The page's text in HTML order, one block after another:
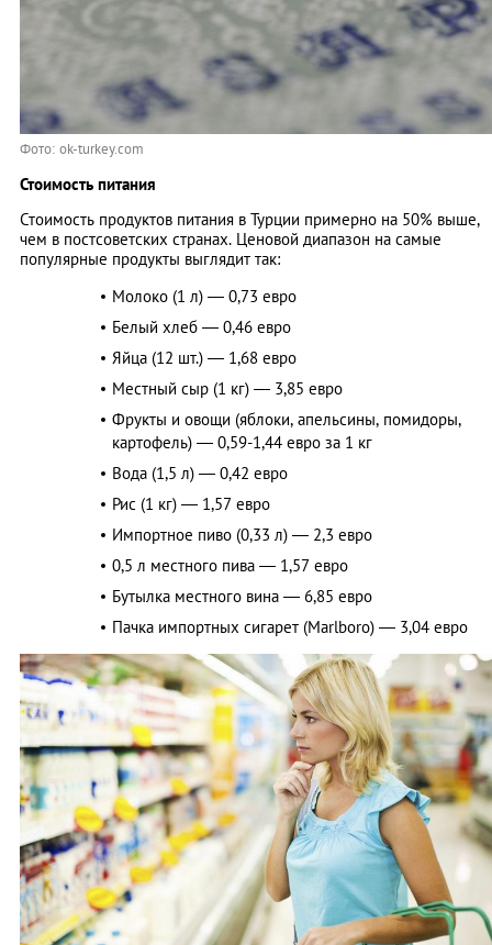
Фото: ok-turkey.com
Стоимость питания
Стоимость продуктов питания в Турции примерно на 50% выше,
чем в постсоветских странах. Ценовой диапазон на самые
популярные продукты выглядит так:
Молоко (1 л) — 0,73 евро
Белый хлеб — 0,46 евро
Яйца (12 шт.) — 1,68 евро
Местный сыр (1 кг) — 3,85 евро
Фрукты и овощи (яблоки, апельсины, помидоры,
картофель) — 0,59-1,44 евро за 1 кг
Вода (1,5 л) — 0,42 евро
Рис (1 кг) — 1,57 евро
Импортное пиво (0,33 л) — 2,3 евро
0,5 л местного пива — 1,57 евро
Бутылка местного вина — 6,85 евро
Пачка импортных сигарет (Marlboro) — 3,04 евро